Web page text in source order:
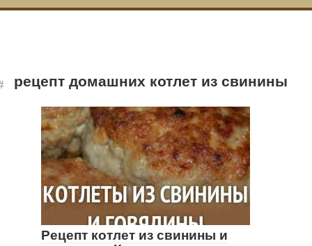
рецепт домашних котлет из свинины
Рецепт котлет из свинины и